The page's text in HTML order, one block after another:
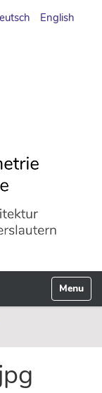
English